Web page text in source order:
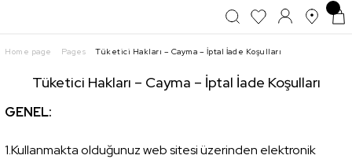
Home page Pages Tüketici Hakları – Cayma – İptal İade Koşulları
Tüketici Hakları – Cayma – İptal İade Koşulları
GENEL:
1.Kullanmakta olduğunuz web sitesi üzerinden elektronik